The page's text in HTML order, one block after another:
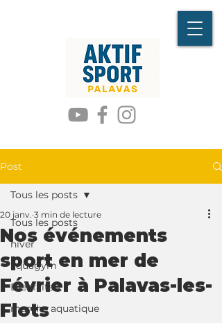
Post
Tous les posts
hiver
aquagym
Bienfaits
marche aquatique
Tous les posts
Nos événements
sport en mer de
Février à Palavas-les-
Flots
20 janv. 3 min de lecture